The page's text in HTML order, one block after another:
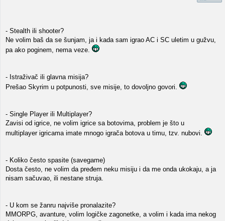
- Stealth ili shooter?
Ne volim baš da se šunjam, ja i kada sam igrao AC i SC uletim u gužvu,
pa ako poginem, nema veze.
- Istraživač ili glavna misija?
Prešao Skyrim u potpunosti, sve misije, to dovoljno govori.
- Single Player ili Multiplayer?
Zavisi od igrice, ne volim igrice sa botovima, problem je što u
multiplayer igricama imate mnogo igrača botova u timu, tzv. nubovi.
- Koliko često spasite (savegame)
Dosta često, ne volim da pređem neku misiju i da me onda ukokaju, a ja
nisam sačuvao, ili nestane struja.
- U kom se žanru najviše pronalazite?
MMORPG, avanture, volim logičke zagonetke, a volim i kada ima nekog